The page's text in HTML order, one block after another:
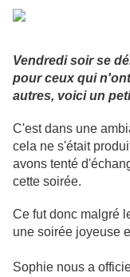
Vendredi soir se
pour ceux qui
autres, voici un
C'est dans une
cela ne s'était
avons tenté
cette soirée.
Ce fut donc malgré
une soirée joyeuse
Sophie nous a